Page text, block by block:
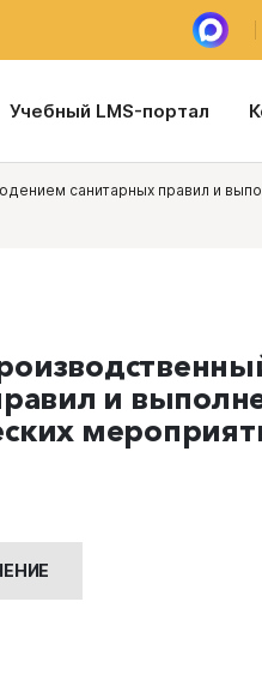
Учебный LMS-портал
санитарных правил и
и
₽.